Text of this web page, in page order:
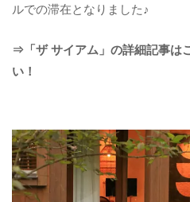
ルでの滞在となりました♪
⇒「ザ サイアム」の詳細記事は
い！